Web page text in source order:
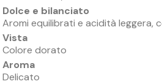
Dolce e bilanciato
Aromi equilibrati e acidità leggera,
Vista
Colore dorato
Aroma
Delicato